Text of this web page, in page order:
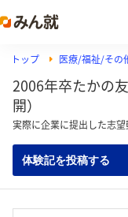
トップ 医療/福祉/その
2006年卒たかの
開）
実際に企業に提出した志
体験記を投稿する